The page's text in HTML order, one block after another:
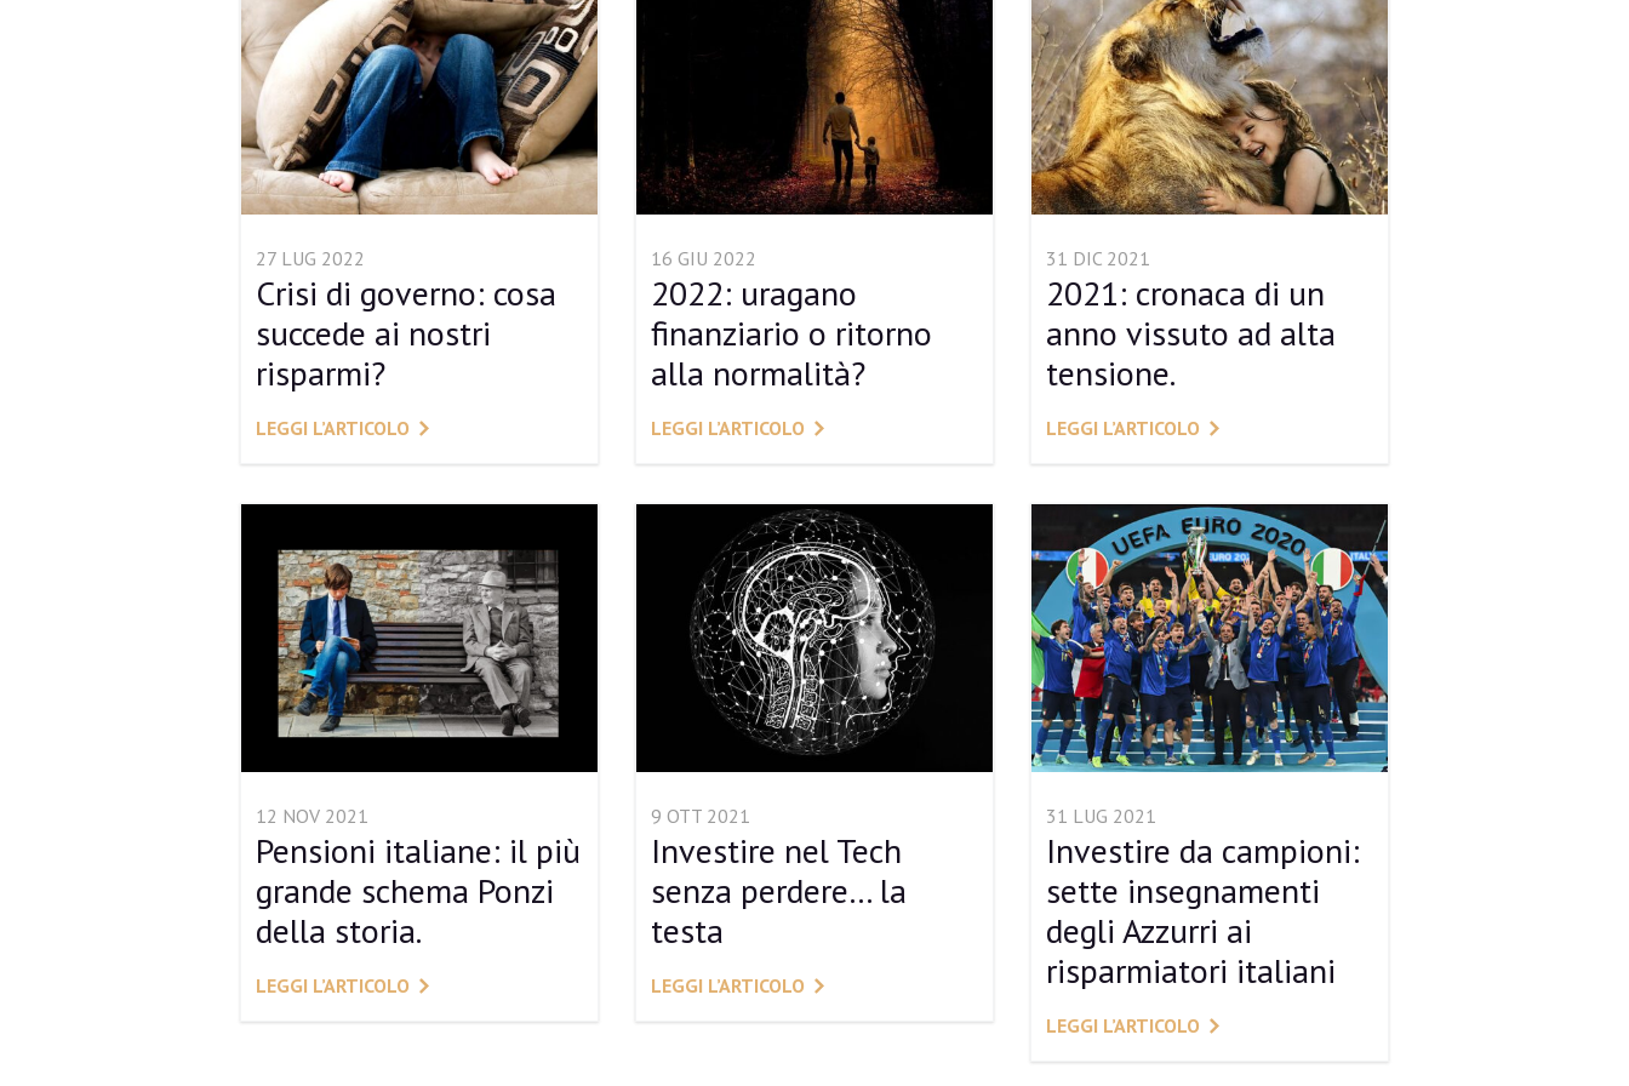
27 LUG 2022
Crisi di governo: cosa
succede ai nostri
risparmi?
LEGGI L’ARTICOLO
16 GIU 2022
2022: uragano
finanziario o ritorno
alla normalità?
LEGGI L’ARTICOLO
31 DIC 2021
2021: cronaca di un
anno vissuto ad alta
tensione.
LEGGI L’ARTICOLO
12 NOV 2021
Pensioni italiane: il più
grande schema Ponzi
della storia.
LEGGI L’ARTICOLO
9 OTT 2021
Investire nel Tech
senza perdere… la
testa
LEGGI L’ARTICOLO
31 LUG 2021
Investire da campioni:
sette insegnamenti
degli Azzurri ai
risparmiatori italiani
LEGGI L’ARTICOLO